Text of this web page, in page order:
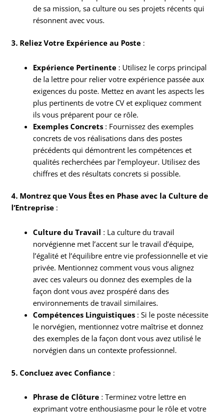
de sa mission, sa culture ou ses projets récents qui
résonnent avec vous.
3. Reliez Votre Expérience au Poste :
Expérience Pertinente : Utilisez le corps principal
de la lettre pour relier votre expérience passée aux
exigences du poste. Mettez en avant les aspects les
plus pertinents de votre CV et expliquez comment
ils vous préparent pour ce rôle.
Exemples Concrets : Fournissez des exemples
concrets de vos réalisations dans des postes
précédents qui démontrent les compétences et
qualités recherchées par l’employeur. Utilisez des
chiffres et des résultats concrets si possible.
4. Montrez que Vous Êtes en Phase avec la Culture de
l’Entreprise :
Culture du Travail : La culture du travail
norvégienne met l’accent sur le travail d’équipe,
l’égalité et l’équilibre entre vie professionnelle et vie
privée. Mentionnez comment vous vous alignez
avec ces valeurs ou donnez des exemples de la
façon dont vous avez prospéré dans des
environnements de travail similaires.
Compétences Linguistiques : Si le poste nécessite
le norvégien, mentionnez votre maîtrise et donnez
des exemples de la façon dont vous avez utilisé le
norvégien dans un contexte professionnel.
5. Concluez avec Confiance :
Phrase de Clôture : Terminez votre lettre en
exprimant votre enthousiasme pour le rôle et votre